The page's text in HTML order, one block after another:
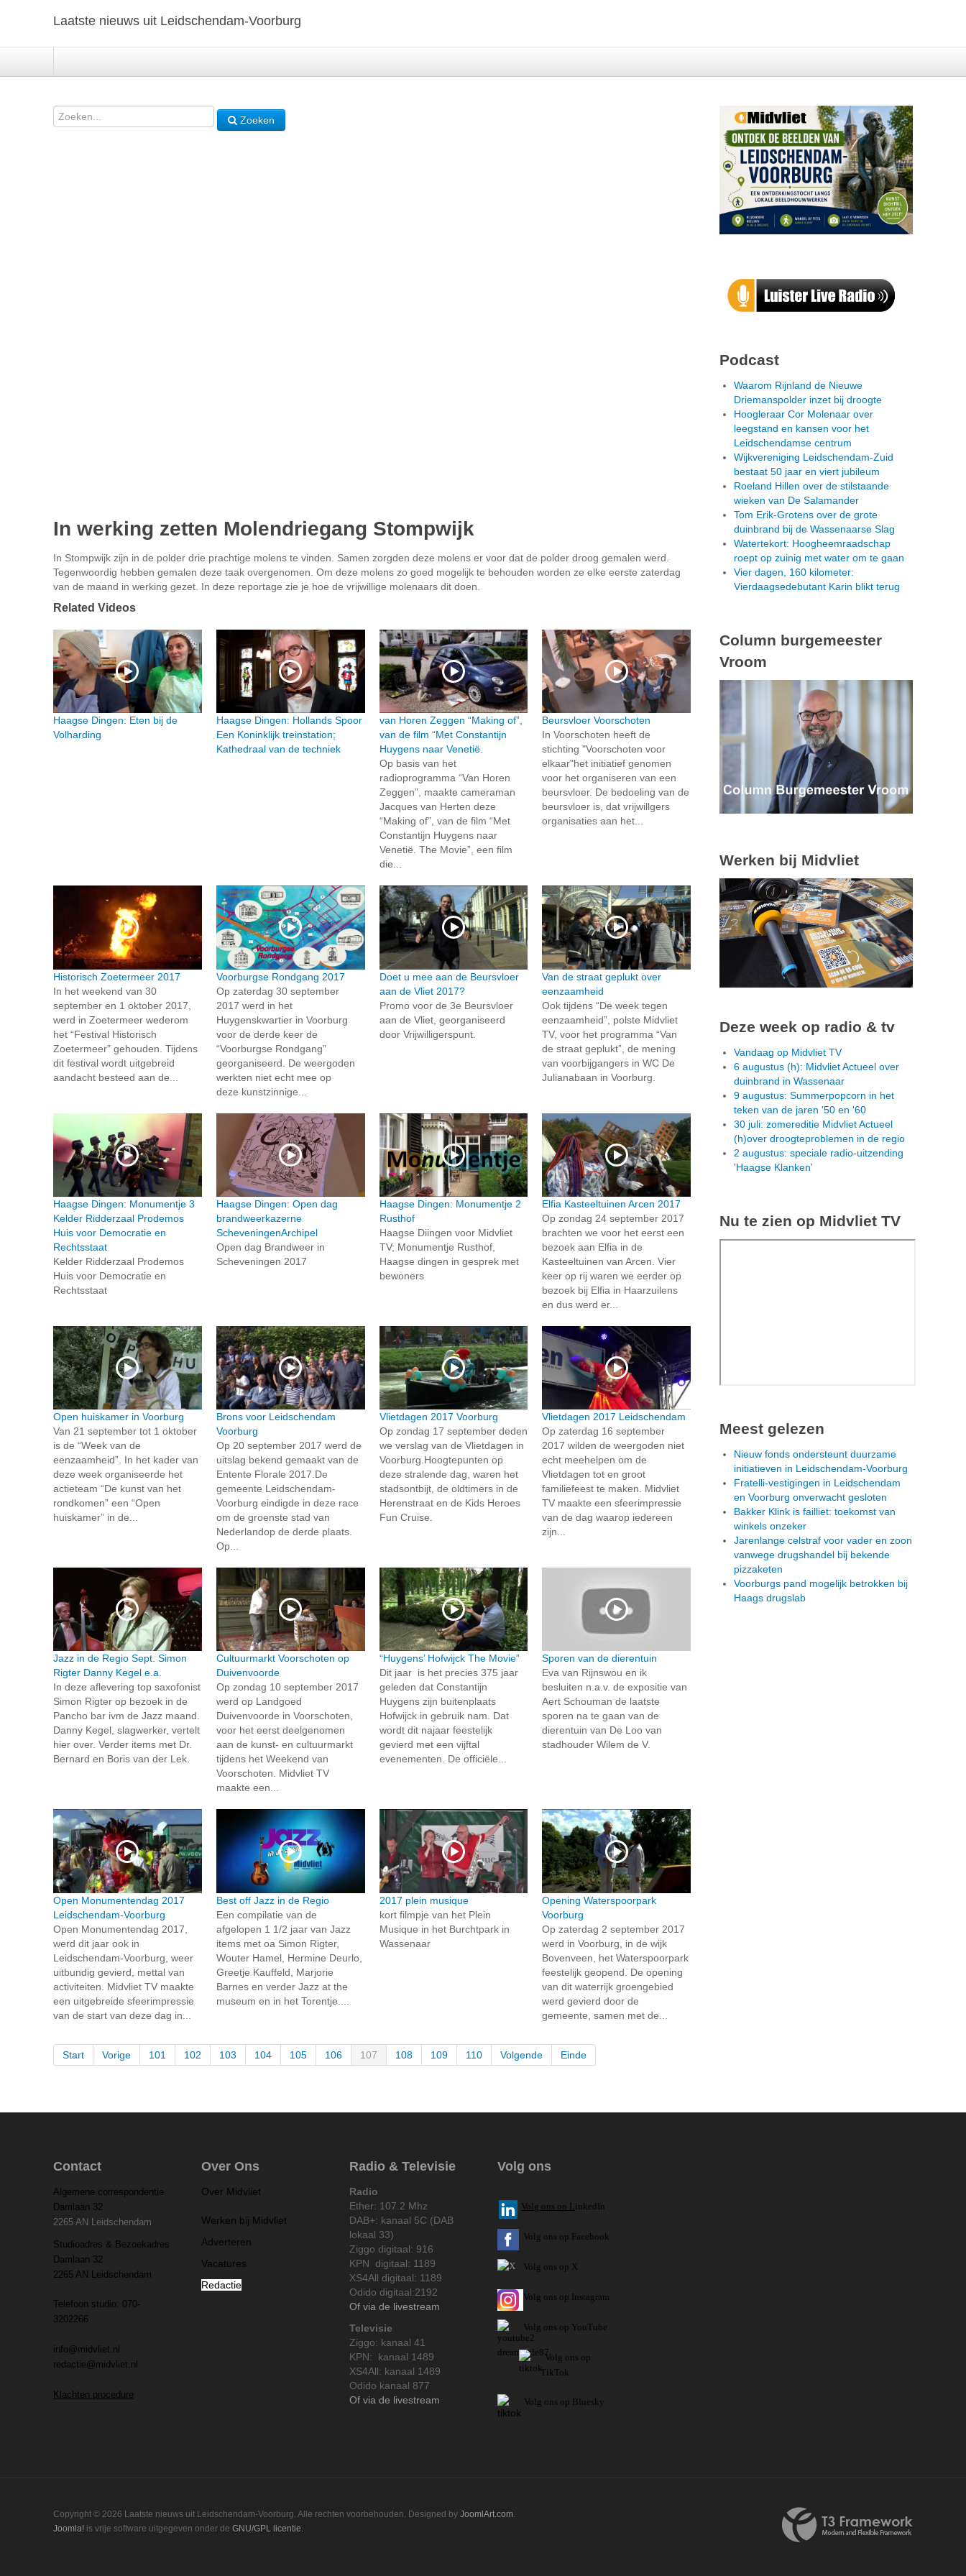
Laatste nieuws uit Leidschendam-Voorburg
Zoeken
In werking zetten Molendriegang Stompwijk
In Stompwijk zijn in de polder drie prachtige molens te vinden. Samen zorgden deze molens er voor dat de polder droog gemalen werd.
Tegenwoordig hebben gemalen deze taak overgenomen. Om deze molens zo goed mogelijk te behouden worden ze elke eerste zaterdag
van de maand in werking gezet. In deze reportage zie je hoe de vrijwillige molenaars dit doen.
Related Videos
Haagse Dingen: Eten bij de
Volharding
Haagse Dingen: Hollands Spoor
Een Koninklijk treinstation;
Kathedraal van de techniek
van Horen Zeggen “Making of”,
van de film “Met Constantijn
Huygens naar Venetië.
Op basis van het
radioprogramma “Van Horen
Zeggen”, maakte cameraman
Jacques van Herten deze
“Making of”, van de film “Met
Constantijn Huygens naar
Venetië. The Movie”, een film
die...
Beursvloer Voorschoten
In Voorschoten heeft de
stichting "Voorschoten voor
elkaar"het initiatief genomen
voor het organiseren van een
beursvloer. De bedoeling van de
beursvloer is, dat vrijwillgers
organisaties aan het...
Historisch Zoetermeer 2017
In het weekend van 30
september en 1 oktober 2017,
werd in Zoetermeer wederom
het “Festival Historisch
Zoetermeer” gehouden. Tijdens
dit festival wordt uitgebreid
aandacht besteed aan de...
Voorburgse Rondgang 2017
Op zaterdag 30 september
2017 werd in het
Huygenskwartier in Voorburg
voor de derde keer de
“Voorburgse Rondgang”
georganiseerd. De weergoden
werkten niet echt mee op
deze kunstzinnige...
Doet u mee aan de Beursvloer
aan de Vliet 2017?
Promo voor de 3e Beursvloer
aan de Vliet, georganiseerd
door Vrijwilligerspunt.
Van de straat geplukt over
eenzaamheid
Ook tijdens “De week tegen
eenzaamheid”, polste Midvliet
TV, voor het programma “Van
de straat geplukt”, de mening
van voorbijgangers in WC De
Julianabaan in Voorburg.
Haagse Dingen: Monumentje 3
Kelder Ridderzaal Prodemos
Huis voor Democratie en
Rechtsstaat
Kelder Ridderzaal Prodemos
Huis voor Democratie en
Rechtsstaat
Haagse Dingen: Open dag
brandweerkazerne
ScheveningenArchipel
Open dag Brandweer in
Scheveningen 2017
Haagse Dingen: Monumentje 2
Rusthof
Haagse Diingen voor Midvliet
TV; Monumentje Rusthof,
Haagse dingen in gesprek met
bewoners
Elfia Kasteeltuinen Arcen 2017
Op zondag 24 september 2017
brachten we voor het eerst een
bezoek aan Elfia in de
Kasteeltuinen van Arcen. Vier
keer op rij waren we eerder op
bezoek bij Elfia in Haarzuilens
en dus werd er...
Open huiskamer in Voorburg
Van 21 september tot 1 oktober
is de “Week van de
eenzaamheid”. In het kader van
deze week organiseerde het
actieteam “De kunst van het
rondkomen” een “Open
huiskamer” in de...
Brons voor Leidschendam
Voorburg
Op 20 september 2017 werd de
uitslag bekend gemaakt van de
Entente Florale 2017.De
gemeente Leidschendam-
Voorburg eindigde in deze race
om de groenste stad van
Nederlandop de derde plaats.
Op...
Vlietdagen 2017 Voorburg
Op zondag 17 september deden
we verslag van de Vlietdagen in
Voorburg.Hoogtepunten op
deze stralende dag, waren het
stadsontbijt, de oldtimers in de
Herenstraat en de Kids Heroes
Fun Cruise.
Vlietdagen 2017 Leidschendam
Op zaterdag 16 september
2017 wilden de weergoden niet
echt meehelpen om de
Vlietdagen tot en groot
familiefeest te maken. Midvliet
TV maakte een sfeerimpressie
van de dag waarop iedereen
zijn...
Jazz in de Regio Sept. Simon
Rigter Danny Kegel e.a.
In deze aflevering top saxofonist
Simon Rigter op bezoek in de
Pancho bar ivm de Jazz maand.
Danny Kegel, slagwerker, vertelt
hier over. Verder items met Dr.
Bernard en Boris van der Lek.
Cultuurmarkt Voorschoten op
Duivenvoorde
Op zondag 10 september 2017
werd op Landgoed
Duivenvoorde in Voorschoten,
voor het eerst deelgenomen
aan de kunst- en cultuurmarkt
tijdens het Weekend van
Voorschoten. Midvliet TV
maakte een...
“Huygens’ Hofwijck The Movie”
Dit jaar is het precies 375 jaar
geleden dat Constantijn
Huygens zijn buitenplaats
Hofwijck in gebruik nam. Dat
wordt dit najaar feestelijk
gevierd met een vijftal
evenementen. De officiële...
Sporen van de dierentuin
Eva van Rijnswou en ik
besluiten n.a.v. de expositie van
Aert Schouman de laatste
sporen na te gaan van de
dierentuin van De Loo van
stadhouder Wilem de V.
Open Monumentendag 2017
Leidschendam-Voorburg
Open Monumentendag 2017,
werd dit jaar ook in
Leidschendam-Voorburg, weer
uitbundig gevierd, mettal van
activiteiten. Midvliet TV maakte
een uitgebreide sfeerimpressie
van de start van deze dag in...
Best off Jazz in de Regio
Een compilatie van de
afgelopen 1 1/2 jaar van Jazz
items met oa Simon Rigter,
Wouter Hamel, Hermine Deurlo,
Greetje Kauffeld, Marjorie
Barnes en verder Jazz at the
museum en in het Torentje....
2017 plein musique
kort filmpje van het Plein
Musique in het Burchtpark in
Wassenaar
Opening Waterspoorpark
Voorburg
Op zaterdag 2 september 2017
werd in Voorburg, in de wijk
Bovenveen, het Waterspoorpark
feestelijk geopend. De opening
van dit waterrijk groengebied
werd gevierd door de
gemeente, samen met de...
Start Vorige 101 102 103 104 105 106 107 108 109 110 Volgende Einde
Podcast
Waarom Rijnland de Nieuwe
Driemanspolder inzet bij droogte
Hoogleraar Cor Molenaar over
leegstand en kansen voor het
Leidschendamse centrum
Wijkvereniging Leidschendam-Zuid
bestaat 50 jaar en viert jubileum
Roeland Hillen over de stilstaande
wieken van De Salamander
Tom Erik-Grotens over de grote
duinbrand bij de Wassenaarse Slag
Watertekort: Hoogheemraadschap
roept op zuinig met water om te gaan
Vier dagen, 160 kilometer:
Vierdaagsedebutant Karin blikt terug
Column burgemeester
Vroom
Werken bij Midvliet
Deze week op radio & tv
Vandaag op Midvliet TV
6 augustus (h): Midvliet Actueel over
duinbrand in Wassenaar
9 augustus: Summerpopcorn in het
teken van de jaren '50 en '60
30 juli: zomereditie Midvliet Actueel
(h)over droogteproblemen in de regio
2 augustus: speciale radio-uitzending
'Haagse Klanken'
Nu te zien op Midvliet TV
Meest gelezen
Nieuw fonds ondersteunt duurzame
initiatieven in Leidschendam-Voorburg
Fratelli-vestigingen in Leidschendam
en Voorburg onverwacht gesloten
Bakker Klink is failliet: toekomst van
winkels onzeker
Jarenlange celstraf voor vader en zoon
vanwege drugshandel bij bekende
pizzaketen
Voorburgs pand mogelijk betrokken bij
Haags drugslab
Contact
Algemene correspondentie
Damlaan 32
2265 AN Leidschendam
Studioadres & Bezoekadres
Damlaan 32
2265 AN Leidschendam
Telefoon studio: 070-
3202266
info@midvliet.nl
redactie@midvliet.nl
Klachten procedure
Over Ons
Over Midvliet
Werken bij Midvliet
Adverteren
Vacatures
Redactie
Radio & Televisie
Radio
Ether: 107.2 Mhz
DAB+: kanaal 5C (DAB
lokaal 33)
Ziggo digitaal: 916
KPN digitaal: 1189
XS4All digitaal: 1189
Odido digitaal:2192
Of via de livestream
Televisie
Ziggo: kanaal 41
KPN: kanaal 1489
XS4All: kanaal 1489
Odido kanaal 877
Of via de livestream
Volg ons
Volg ons op L inkedIn
Volg ons op Facebook
Volg ons op X
Volg ons op Instagram
Volg ons op YouTube
Volg ons op
TikTok
Volg ons op Bluesky
Copyright © 2026 Laatste nieuws uit Leidschendam-Voorburg. Alle rechten voorbehouden. Designed by JoomlArt.com
Joomla! is vrije software uitgegeven onder de GNU/GPL licentie.